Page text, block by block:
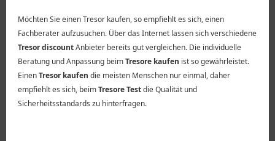
Möchten Sie einen Tresor kaufen, so empfiehlt es sich, einen
Fachberater aufzusuchen. Über das Internet lassen sich verschiedene
Tresor discountAnbieter bereits gut vergleichen. Die individuelle
Beratung und Anpassung beimTresore kaufen ist so gewährleistet.
EinenTresor kaufen die meisten Menschen nur einmal, daher
empfiehlt es sich, beimTresore Testdie Qualität und
Sicherheitsstandards zu hinterfragen.